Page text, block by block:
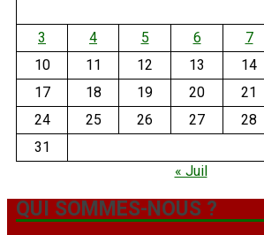
3
4 5 6 7
10
11 12 13 14
17
18 19 20 21
24
25 26 27 28
31
« Juil
QUI SOMMES-NOUS ?